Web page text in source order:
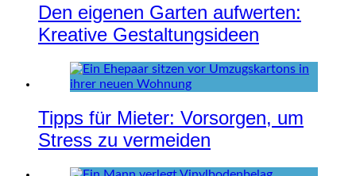
Den eigenen Garten aufwerten:
Kreative Gestaltungsideen
Tipps für Mieter: Vorsorgen, um
Stress zu vermeiden